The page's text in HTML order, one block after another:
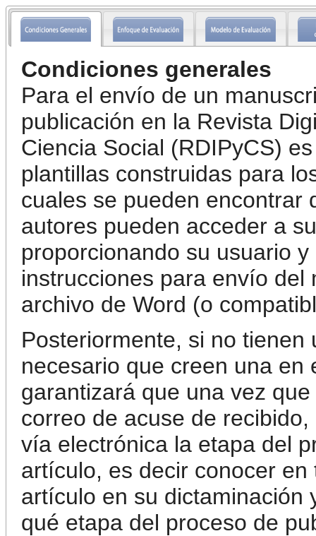
Condiciones generales
Para el envío de un
publicación en la Revista
Ciencia Social (RDIPyCS)
plantillas construidas para
cuales se pueden encontrar
autores pueden acceder a
proporcionando su usuario
instrucciones para envío
archivo de Word (o
Posteriormente, si no
necesario que creen una
garantizará que una vez
correo de acuse de
vía electrónica la etapa del
artículo, es decir conocer
artículo en su dictaminación
qué etapa del proceso de